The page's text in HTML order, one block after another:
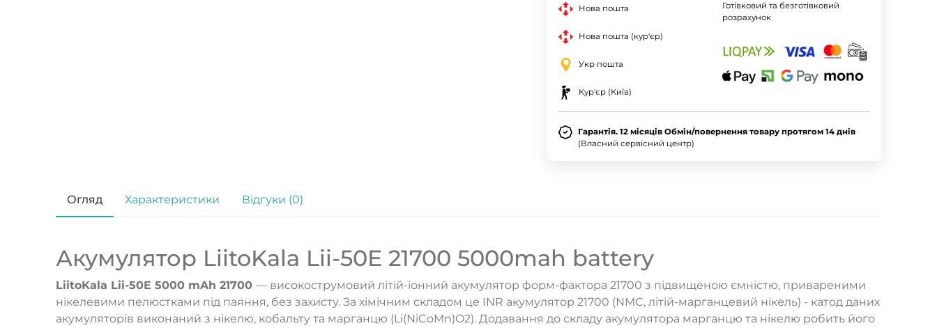
Нова пошта
Нова пошта (кур'єр)
Укр пошта
Кур'єр (Київ)
Готівковий та безготівковий
розрахунок
Гарантія. 12 місяців Обмін/повернення товару протягом 14 днів
(Власний сервісний центр)
Огляд Характеристики Відгуки (0)
Акумулятор LiitoKala Lii-50E 21700 5000mah battery
LiitoKala Lii-50E 5000 mAh 21700 — високострумовий літій-іонний акумулятор форм-фактора 21700 з підвищеною ємністю, привареними
нікелевими пелюстками під паяння, без захисту. За хімічним складом це INR акумулятор 21700 (NMC, літій-марганцевий нікель) - катод даних
акумуляторів виконаний з нікелю, кобальту та марганцю (Li(NiCoMn)O2). Додавання до складу акумулятора марганцю та нікелю робить його